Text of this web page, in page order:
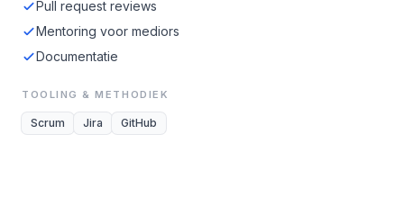
Pull request reviews
Mentoring voor mediors
Documentatie
TOOLING & METHODIEK
Scrum Jira GitHub